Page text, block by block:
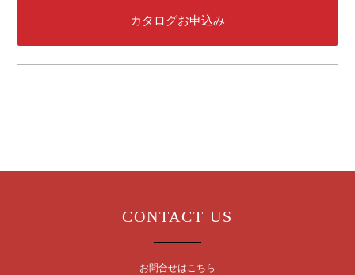
カタログお申込み
CONTACT US
お問合せはこちら